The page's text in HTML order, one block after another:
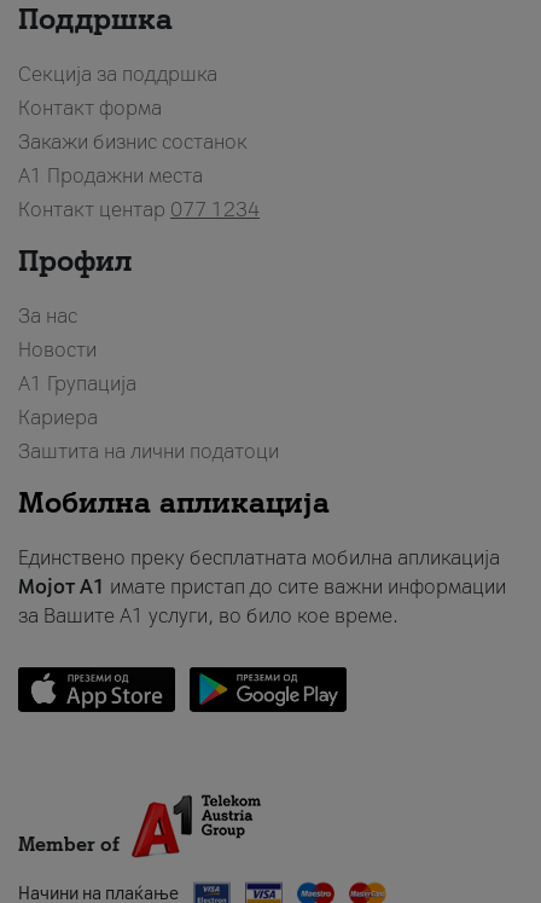
Поддршка
Секција за поддршка
Контакт форма
Закажи бизнис состанок
A1 Продажни места
Контакт центар 077 1234
Профил
За нас
Новости
А1 Групација
Кариера
Заштита на лични податоци
Мобилна апликација
Единствено преку бесплатната мобилна апликација
Мојот A1 имате пристап до сите важни информации
за Вашите A1 услуги, во било кое време.
Member of
Начини на плаќање